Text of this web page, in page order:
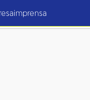
imprensa